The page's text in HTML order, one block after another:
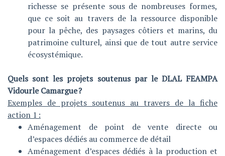
richesse se présente sous de nombreuses formes,
que ce soit au travers de la ressource disponible
pour la pêche, des paysages côtiers et marins, du
patrimoine culturel, ainsi que de tout autre service
écosystémique.
Quels sont les projets soutenus par le DLAL FEAMPA
Vidourle Camargue ?
Exemples de projets soutenus au travers de la fiche
action 1 :
Aménagement de point de vente directe ou
d’espaces dédiés au commerce de détail
Aménagement d’espaces dédiés à la production et